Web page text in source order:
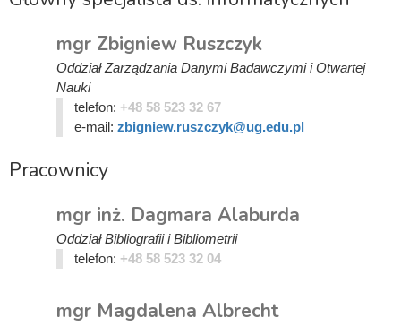
mgr Zbigniew Ruszczyk
Oddział Zarządzania Danymi Badawczymi i Otwartej
Nauki
telefon: +48 58 523 32 67
e-mail: zbigniew.ruszczyk@ug.edu.pl
Pracownicy
mgr inż. Dagmara Alaburda
Oddział Bibliografii i Bibliometrii
telefon: +48 58 523 32 04
mgr Magdalena Albrecht